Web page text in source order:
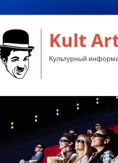
Kult
Культурный